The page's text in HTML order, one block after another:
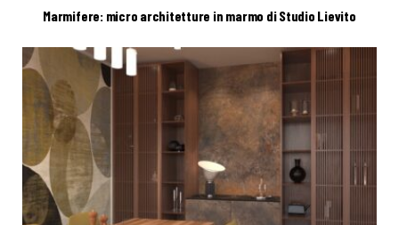
Marmifere: micro architetture in marmo di Studio Lievito